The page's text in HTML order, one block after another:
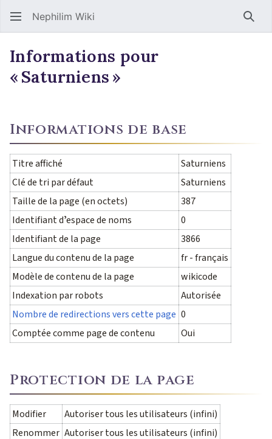
Nephilim Wiki
Informations pour
« Saturniens »
Informations de base
Titre affiché
Saturniens
Clé de tri par défaut
Saturniens
Taille de la page (en octets)
387
Identifiant dʼespace de noms
0
Identifiant de la page
3866
Langue du contenu de la page
fr - français
Modèle de contenu de la page
wikicode
Indexation par robots
Autorisée
Nombre de redirections vers cette page 0
Comptée comme page de contenu
Oui
Protection de la page
Modifier
Autoriser tous les utilisateurs (infini)
Renommer Autoriser tous les utilisateurs (infini)